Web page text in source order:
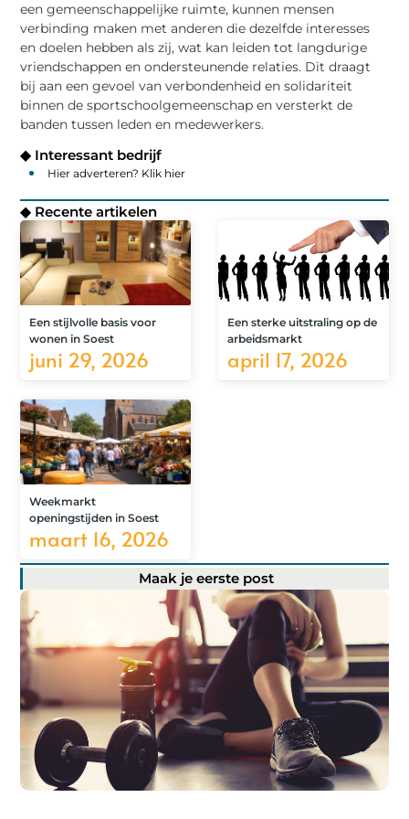
een gemeenschappelijke ruimte, kunnen mensen
verbinding maken met anderen die dezelfde interesses
en doelen hebben als zij, wat kan leiden tot langdurige
vriendschappen en ondersteunende relaties. Dit draagt
bij aan een gevoel van verbondenheid en solidariteit
binnen de sportschoolgemeenschap en versterkt de
banden tussen leden en medewerkers.
◆ Interessant bedrijf
Hier adverteren? Klik hier
◆ Recente artikelen
Een stijlvolle basis voor
wonen in Soest
juni 29, 2026
Een sterke uitstraling op de
arbeidsmarkt
april 17, 2026
Weekmarkt
openingstijden in Soest
maart 16, 2026
Maak je eerste post